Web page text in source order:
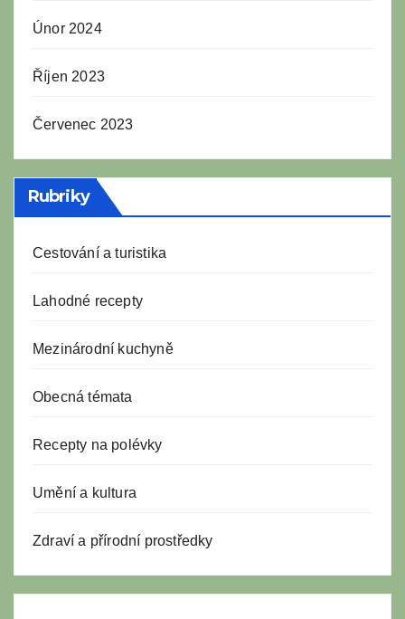
Únor 2024
Říjen 2023
Červenec 2023
Rubriky
Cestování a turistika
Lahodné recepty
Mezinárodní kuchyně
Obecná témata
Recepty na polévky
Umění a kultura
Zdraví a přírodní prostředky